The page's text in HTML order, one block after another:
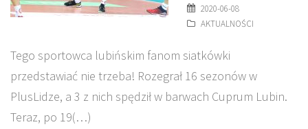
2020-06-08
AKTUALNOŚCI
Tego sportowca lubińskim fanom siatkówki
przedstawiać nie trzeba! Rozegrał 16 sezonów w
PlusLidze, a 3 z nich spędził w barwach Cuprum Lubin.
Teraz, po 19(…)